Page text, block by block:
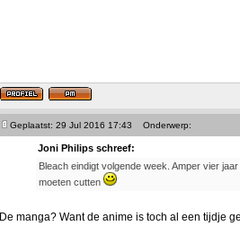
Geplaatst: 29 Jul 2016 17:43 Onderwerp:
Joni Philips schreef:
Bleach eindigt volgende week. Amper vier
moeten cutten
De manga? Want de anime is toch al een tijdje